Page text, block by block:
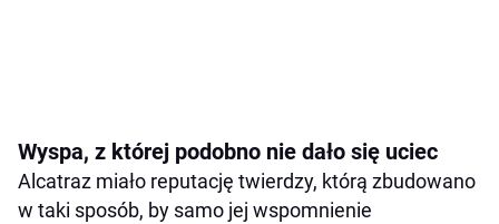
Wyspa, z której podobno nie dało się uciec
Alcatraz miało reputację twierdzy, którą zbudowano
w taki sposób, by samo jej wspomnienie